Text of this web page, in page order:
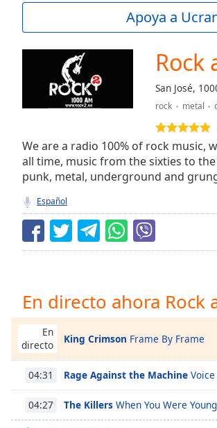
Current
Duration-:-
Stream
Seek to
currently
behind
LIVE
Remaining
Time-
Chapters
Chapters
descriptions
off,
Apoya a
Rock
San José,
rock metal
We are a radio 100% of rock
all time, music from the sixties to
punk, metal, underground and
Español
En directo ahora Rock
En
directo
King Crimson Frame By Frame
04:31 Rage Against the Machine
04:27 The Killers When You Were Young